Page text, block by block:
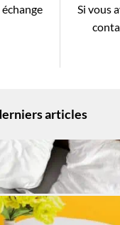
Si vous
articles